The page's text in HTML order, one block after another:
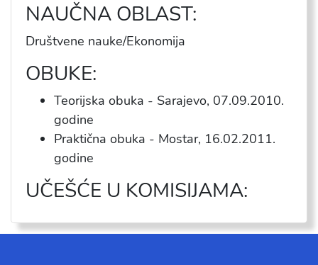
NAUČNA OBLAST:
Društvene nauke/Ekonomija
OBUKE:
Teorijska obuka - Sarajevo, 07.09.2010.
godine
Praktična obuka - Mostar, 16.02.2011.
godine
UČEŠĆE U KOMISIJAMA: